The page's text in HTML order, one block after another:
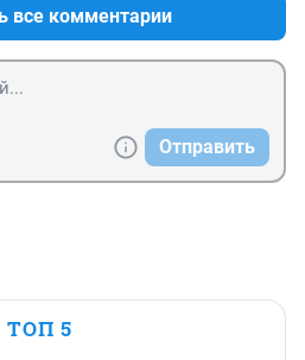
все комментарии
Отправить
ТОП 5